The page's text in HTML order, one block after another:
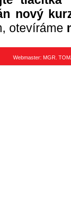
nový
otevíráme
Webmaster: MGR.